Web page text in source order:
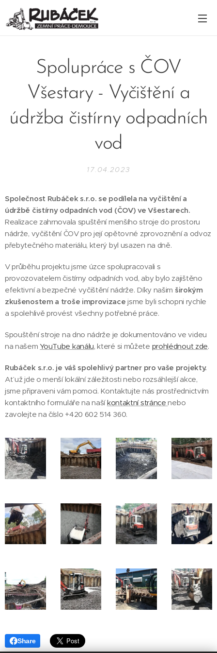
Spolupráce s ČOV
Všestary - Vyčištění a
údržba čistírny odpadních
vod
17.04.2023
Společnost Rubáček s.r.o. se podílela na vyčištění a
údržbě čistírny odpadních vod (ČOV) ve Všestarech.
Realizace zahrnovala spuštění menšího stroje do prostoru
nádrže, vyčištění ČOV pro její opětovné zprovoznění a odvoz
přebytečného materiálu, který byl usazen na dně.
V průběhu projektu jsme úzce spolupracovali s
provozovatelem čistírny odpadních vod, aby bylo zajištěno
efektivní a bezpečné vyčištění nádrže. Díky našim širokým
zkušenostem a troše improvizace jsme byli schopni rychle
a spolehlivě provést všechny potřebné práce.
Spouštění stroje na dno nádrže je dokumentováno ve videu
na našem YouTube kanálu, které si můžete prohlédnout zde.
Rubáček s.r.o. je váš spolehlivý partner pro vaše projekty.
Ať už jde o menší lokální záležitosti nebo rozsáhlejší akce,
jsme připraveni vám pomoci. Kontaktujte nás prostřednictvím
kontaktního formuláře na našíkontaktní stráncenebo
zavolejte na číslo +420 602 514 360.
Share